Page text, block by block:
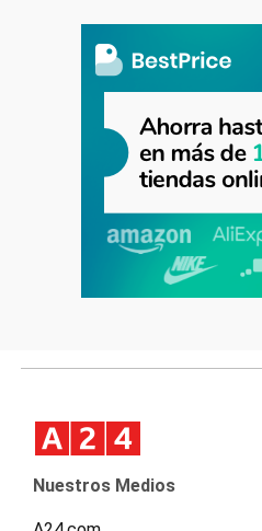
Nuestros Medios